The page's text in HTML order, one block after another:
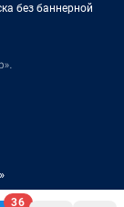
36
без баннерной